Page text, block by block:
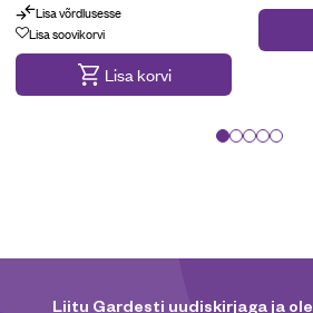
Lisa võrdlusesse
Lisa soovikorvi
Lisa korvi
Liitu Gardesti uudiskirjaga ja